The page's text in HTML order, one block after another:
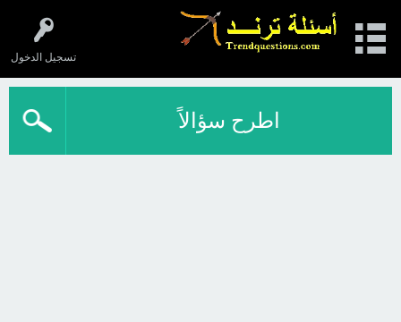
تسجيل الدخول
اطرح سؤالاً